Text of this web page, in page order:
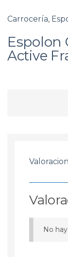
Carrocería,
Espolon
Active
No